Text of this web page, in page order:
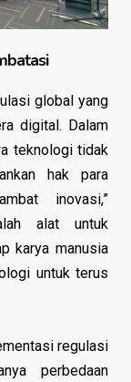
global yang
digital. Dalam
teknologi tidak
hak para
inovasi,”
alat untuk
karya manusia
untuk terus
regulasi
perbedaan